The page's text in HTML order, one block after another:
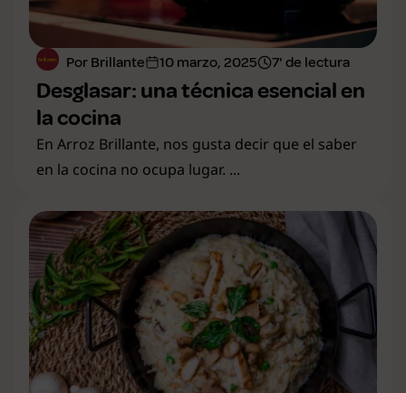
Por Brillante 10 marzo, 2025 7' de lectura
Desglasar: una técnica esencial en
la cocina
En Arroz Brillante, nos gusta decir que el saber
en la cocina no ocupa lugar. ...